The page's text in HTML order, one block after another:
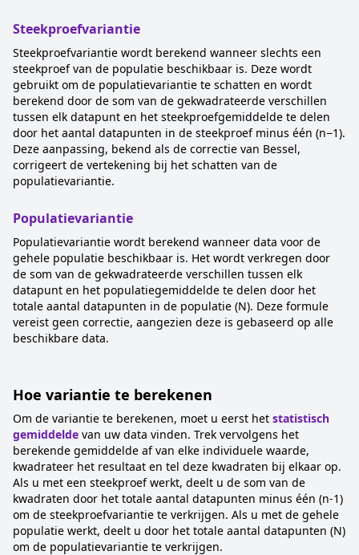
Steekproefvariantie
Steekproefvariantie wordt berekend wanneer slechts een
steekproef van de populatie beschikbaar is. Deze wordt
gebruikt om de populatievariantie te schatten en wordt
berekend door de som van de gekwadrateerde verschillen
tussen elk datapunt en het steekproefgemiddelde te delen
door het aantal datapunten in de steekproef minus één (n−1).
Deze aanpassing, bekend als de correctie van Bessel,
corrigeert de vertekening bij het schatten van de
populatievariantie.
Populatievariantie
Populatievariantie wordt berekend wanneer data voor de
gehele populatie beschikbaar is. Het wordt verkregen door
de som van de gekwadrateerde verschillen tussen elk
datapunt en het populatiegemiddelde te delen door het
totale aantal datapunten in de populatie (N). Deze formule
vereist geen correctie, aangezien deze is gebaseerd op alle
beschikbare data.
Hoe variantie te berekenen
Om de variantie te berekenen, moet u eerst het statistisch
gemiddelde van uw data vinden. Trek vervolgens het
berekende gemiddelde af van elke individuele waarde,
kwadrateer het resultaat en tel deze kwadraten bij elkaar op.
Als u met een steekproef werkt, deelt u de som van de
kwadraten door het totale aantal datapunten minus één (n-1)
om de steekproefvariantie te verkrijgen. Als u met de gehele
populatie werkt, deelt u door het totale aantal datapunten (N)
om de populatievariantie te verkrijgen.